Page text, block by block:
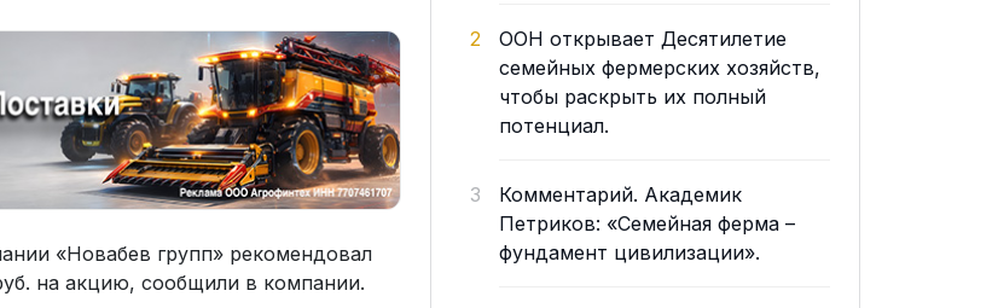
«Новабев групп» рекомендовал
на акцию, сообщили в компании.
2
ООН открывает Десятилетие
семейных фермерских хозяйств,
чтобы раскрыть их полный
потенциал.
3
Комментарий. Академик
Петриков: «Семейная ферма –
фундамент цивилизации».